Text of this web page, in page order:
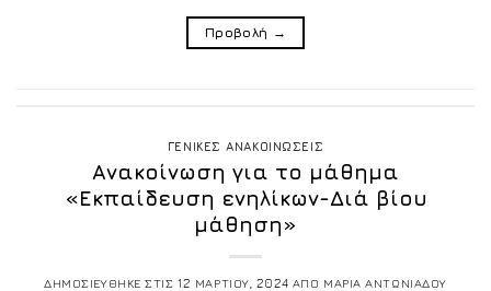
Προβολή →
ΓΕΝΙΚΕΣ ΑΝΑΚΟΙΝΩΣΕΙΣ
Ανακοίνωση για το μάθημα
«Εκπαίδευση ενηλίκων-Διά βίου
μάθηση»
ΔΗΜΟΣΙΕΥΘΗΚΕ ΣΤΙΣ 12 ΜΑΡΤΙΟΥ, 2024 ΑΠΟ ΜΑΡΙΑ ΑΝΤΩΝΙΑΔΟΥ